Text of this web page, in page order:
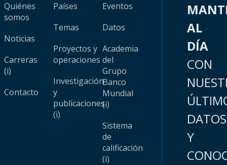
Quiénes
somos
Noticias
Carreras
(i)
Contacto
Países
Temas
Proyectos y
operaciones
Investigación
y
publicaciones
(i)
Eventos
Datos
Academia
del
Grupo
Banco
Mundial
(i)
Sistema
de
calificación
(i)
AL
DÍA
CON
DATOS
Y